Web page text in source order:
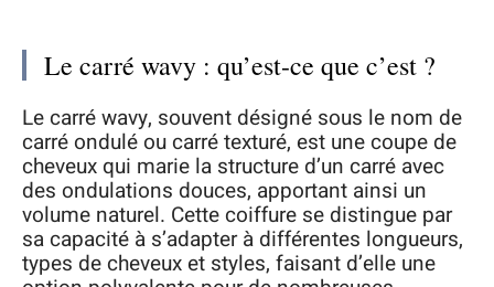
Le carré wavy : qu’est-ce que c’est ?
Le carré wavy, souvent désigné sous le nom de
carré ondulé ou carré texturé, est une coupe de
cheveux qui marie la structure d’un carré avec
des ondulations douces, apportant ainsi un
volume naturel. Cette coiffure se distingue par
sa capacité à s’adapter à différentes longueurs,
types de cheveux et styles, faisant d’elle une